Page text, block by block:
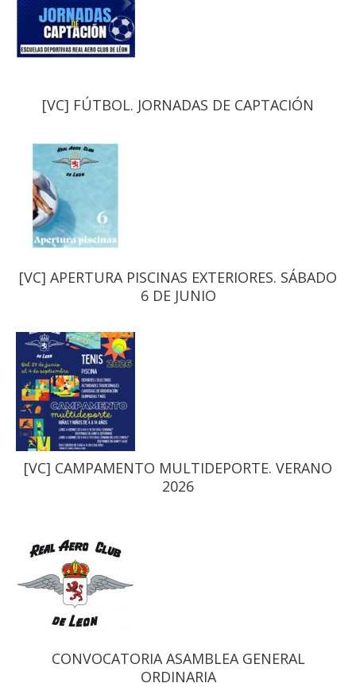
[VC] FÚTBOL. JORNADAS DE CAPTACIÓN
[VC] APERTURA PISCINAS EXTERIORES. SÁBADO
6 DE JUNIO
[VC] CAMPAMENTO MULTIDEPORTE. VERANO
2026
CONVOCATORIA ASAMBLEA GENERAL
ORDINARIA